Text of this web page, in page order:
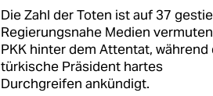
Die Zahl der Toten ist auf 37
Regierungsnahe Medien
PKK hinter dem Attentat, während
türkische Präsident hartes
Durchgreifen ankündigt.